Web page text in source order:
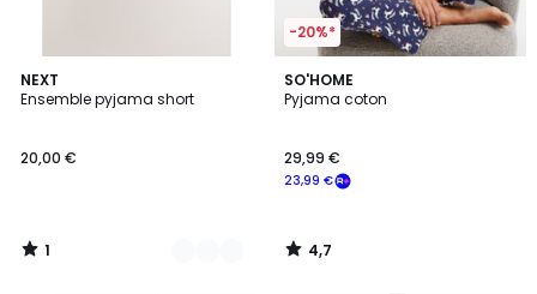
NEXT
Ensemble pyjama short
20,00 €
1
/
4
Couleurs
1
/
-20%*
SO'HOME
Pyjama coton
23,99 €
29,99 €
4,7
/ 5
4,7
/